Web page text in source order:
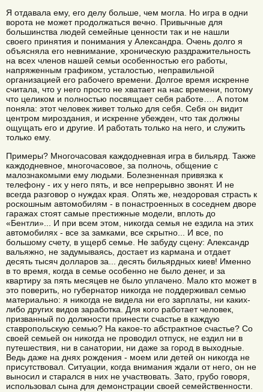
Я отдавала ему, его делу больше, чем могла. Но игра в одни
ворота не может продолжаться вечно. Привычные для
большинства людей семейные ценности так и не нашли
своего принятия и понимания у Александра. Очень долго я
объясняла его невнимание, хроническую раздражительность
на всех членов нашей семьи особенностью его работы,
напряженным графиком, усталостью, неправильной
организацией его рабочего времени. Долгое время искренне
считала, что у него просто не хватает на нас времени, потому
что целиком и полностью посвящает себя работе…. А потом
поняла: этот человек живет только для себя. Себя он видит
центром мироздания, и искренне убежден, что так должны
ощущать его и другие. И работать только на него, и служить
только ему.
Примеры? Многочасовая каждодневная игра в бильярд. Также
каждодневное, многочасовое, за полночь, общение с
малознакомыми ему людьми. Болезненная привязка к
телефону - их у него пять, и все непрерывно звонят. И не
всегда разговор о нуждах края. Опять же, нездоровая страсть к
роскошным автомобилям - в понастроенных в соседнем дворе
гаражах стоят самые престижные модели, вплоть до
«Бентли»... И при всем этом, никогда семья не ездила на этих
автомобилях - все за замками, все скрытно... И все, по
большому счету, в ущерб семье. Не забуду сцену: Александр
вальяжно, не задумываясь, достает из кармана и отдает
десять тысяч долларов за... десять бильярдных киев! Именно
в то время, когда в семье особенно не было денег, и за
квартиру за пять месяцев не было уплачено. Мало кто может в
это поверить, но губернатор никогда не поддерживал семью
материально: я никогда не видела ни его зарплаты, ни каких-
либо других видов заработка. Для кого работает человек,
призванный по должности принести счастье в каждую
ставропольскую семью? На какое-то абстрактное счастье? Со
своей семьей он никогда не проводил отпуск, не ездил ни в
путешествия, ни в санатории, ни даже за город в выходные.
Ведь даже на днях рождения - моем или детей он никогда не
присутствовал. Ситуации, когда внимания ждали от него, он не
выносил и старался в них не участвовать. Зато, грубо говоря,
использовал сына для демонстрации своей семейственности.